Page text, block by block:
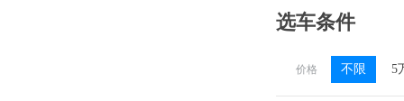
选车条件
价格 不限 5